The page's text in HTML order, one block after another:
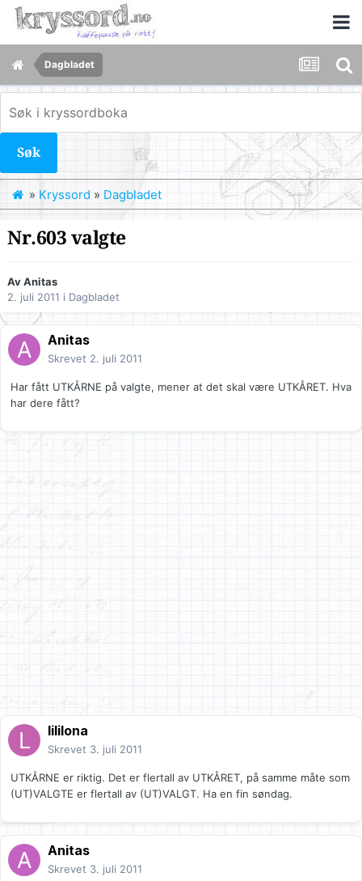
Dagbladet
Søk
» Kryssord » Dagbladet
Nr.603 valgte
AvAnitas
2. juli 2011 i Dagbladet
Anitas
Skrevet 2. juli 2011
Har fått UTKÅRNE på valgte, mener at det skal være UTKÅRET. Hva
har dere fått?
lililona
Skrevet 3. juli 2011
UTKÅRNE er riktig. Det er flertall av UTKÅRET, på samme måte som
(UT)VALGTE er flertall av (UT)VALGT. Ha en fin søndag.
Anitas
Skrevet 3. juli 2011